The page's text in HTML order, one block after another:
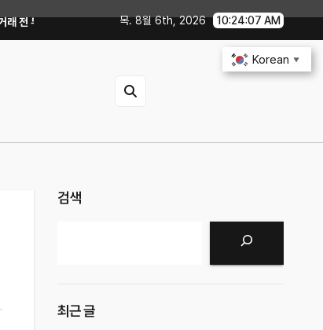
? GTX 1060에서 PowerColor 라데온 RX 9060 Reaper 8GB
목. 8월 6th, 2026 10:24:09 AM
검색
최근 글
Korean ▼